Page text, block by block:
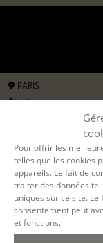
Pour offrir les
telles que les cookies
appareils. Le fait de
traiter des données
uniques sur ce site.
consentement peut
et fonctions.
PARIS
présentiel
10 mardis journées
10h-13h / 14h-17h
60 h.
FABRIQUE DU
ÉCRIRE DES
06 oct 2026, 10 nov
avr 2027, 18 mai 2027,
avecAnnette
1350 € ou 3 x 450€